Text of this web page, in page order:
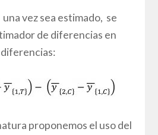
vez sea estimado, se
de diferencias en
diferencias:
proponemos el uso del